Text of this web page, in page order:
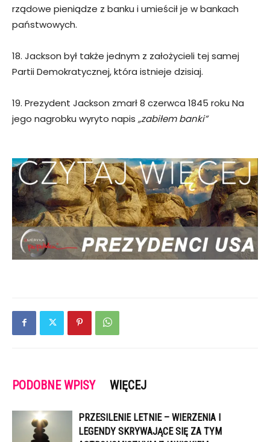
rządowe pieniądze z banku i umieścił je w bankach
państwowych.
18. Jackson był także jednym z założycieli tej samej
Partii Demokratycznej, która istnieje dzisiaj.
19. Prezydent Jackson zmarł 8 czerwca 1845 roku Na
jego nagrobku wyryto napis „zabiłem banki”
PODOBNE WPISY WIĘCEJ
PRZESILENIE LETNIE – WIERZENIA I
LEGENDY SKRYWAJĄCE SIĘ ZA TYM